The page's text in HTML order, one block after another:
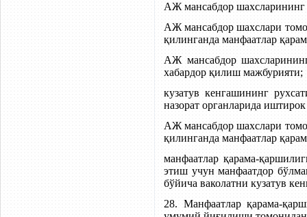
АЖ мансабдор
АЖ мансабдор шахслари
қилинганда манфаатлар
АЖ мансабдор
хабардор қилиш мажбурияти;
кузатув кенгашининг
назорат органларида
АЖ мансабдор шахслари
қилинганда манфаатлар
манфаатлар қарама-
этиш учун манфаатдор
бўйича ваколатни кузатув
28. Манфаатлар қарама-